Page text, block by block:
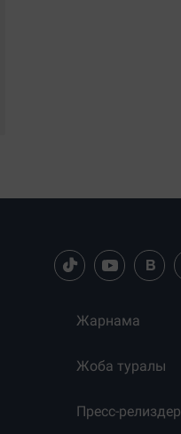
Жарнама
Жоба туралы
Пресс-релиздер